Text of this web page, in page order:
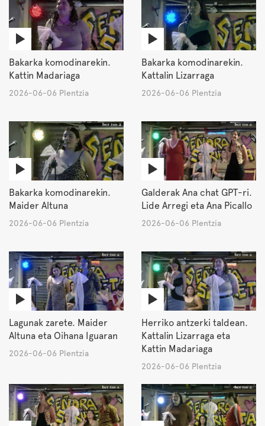
Bakarka komodinarekin.
Kattin Madariaga
2026-06-06 Plentzia
Bakarka komodinarekin.
Kattalin Lizarraga
2026-06-06 Plentzia
Bakarka komodinarekin.
Maider Altuna
2026-06-06 Plentzia
Galderak Ana chat GPT-ri.
Lide Arregi eta Ana Picallo
2026-06-06 Plentzia
Lagunak zarete. Maider
Altuna eta Oihana Iguaran
2026-06-06 Plentzia
Herriko antzerki taldean.
Kattalin Lizarraga eta
Kattin Madariaga
2026-06-06 Plentzia